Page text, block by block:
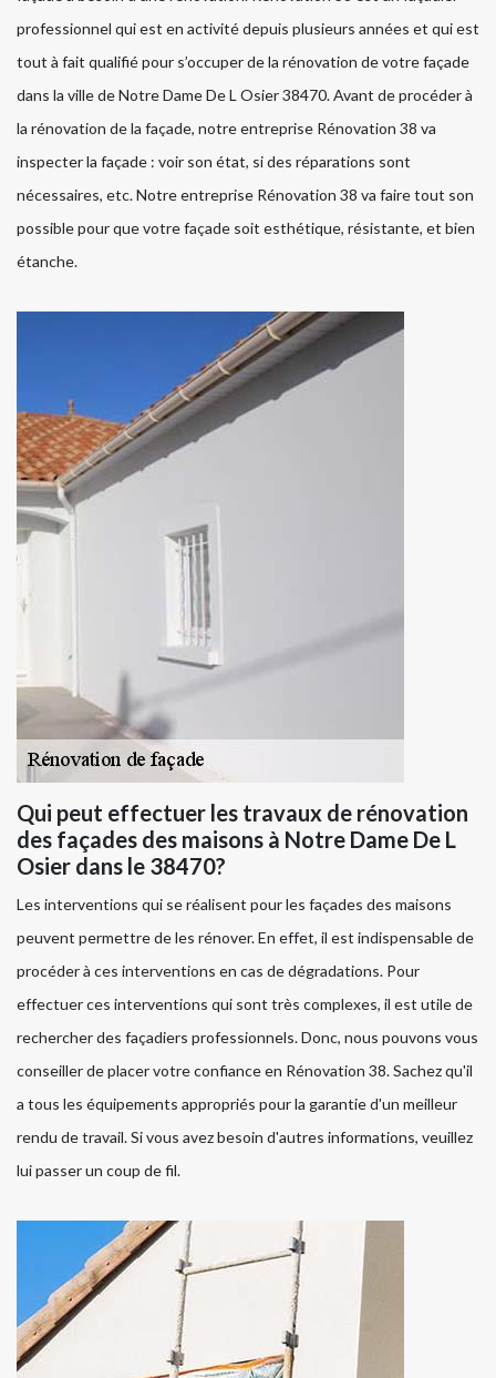
professionnel qui est en activité depuis plusieurs années et qui est
tout à fait qualifié pour s’occuper de la rénovation de votre façade
dans la ville de Notre Dame De L Osier 38470. Avant de procéder à
la rénovation de la façade, notre entreprise Rénovation 38 va
inspecter la façade : voir son état, si des réparations sont
nécessaires, etc. Notre entreprise Rénovation 38 va faire tout son
possible pour que votre façade soit esthétique, résistante, et bien
étanche.
Qui peut effectuer les travaux de rénovation
des façades des maisons à Notre Dame De L
Osier dans le 38470?
Les interventions qui se réalisent pour les façades des maisons
peuvent permettre de les rénover. En effet, il est indispensable de
procéder à ces interventions en cas de dégradations. Pour
effectuer ces interventions qui sont très complexes, il est utile de
rechercher des façadiers professionnels. Donc, nous pouvons vous
conseiller de placer votre confiance en Rénovation 38. Sachez qu'il
a tous les équipements appropriés pour la garantie d'un meilleur
rendu de travail. Si vous avez besoin d'autres informations, veuillez
lui passer un coup de fil.